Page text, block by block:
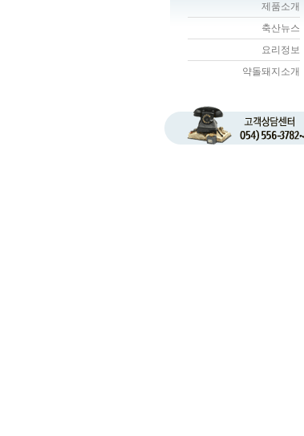
제품소개
축산뉴스
요리정보
약돌돼지소개